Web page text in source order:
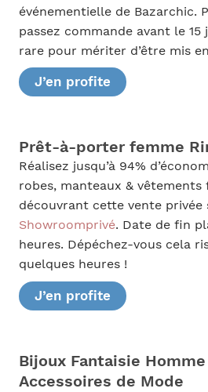
événementielle de Bazarchic.
passez commande avant le 15
rare pour mériter d’être mis
J’en profite
Prêt-à-porter femme
Réalisez jusqu’à 94%
robes, manteaux & vêtements
découvrant cette vente privée
Showroomprivé. Date de fin
heures. Dépéchez-vous cela
quelques heures !
J’en profite
Bijoux Fantaisie
Accessoires de Mode